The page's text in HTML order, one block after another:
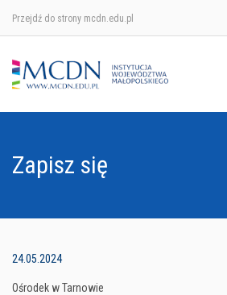
Przejdź do strony mcdn.edu.pl
Zapisz się
24.05.2024
Ośrodek w Tarnowie
Ośrodek w
Ośrodek w
Ośrodek w